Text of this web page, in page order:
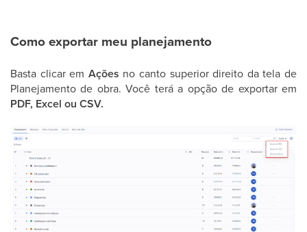
Como exportar meu planejamento
Basta clicar em Ações no canto superior direito da tela de
Planejamento de obra. Você terá a opção de exportar em
PDF, Excel ou CSV.